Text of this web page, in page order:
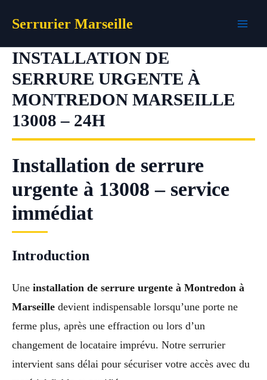
Serrurier Marseille
INSTALLATION DE
SERRURE URGENTE À
MONTREDON MARSEILLE
13008 – 24H
Installation de serrure
urgente à 13008 – service
immédiat
Introduction
Une installation de serrure urgente à Montredon à
Marseille devient indispensable lorsqu’une porte ne
ferme plus, après une effraction ou lors d’un
changement de locataire imprévu. Notre serrurier
intervient sans délai pour sécuriser votre accès avec du